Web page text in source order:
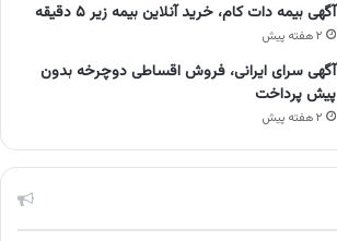
آگهی بیمه دات کام، خرید آنلاین بیمه زیر ۵ دقیقه
۲ هفته پیش
آگهی سرای ایرانی، فروش اقساطی دوچرخه بدون
پیش پرداخت
۲ هفته پیش